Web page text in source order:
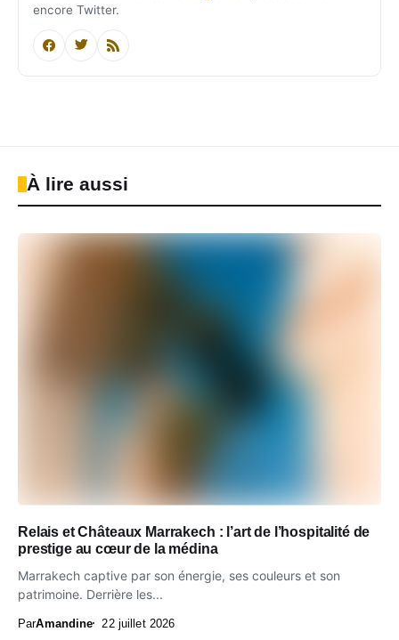
encore Twitter.
À lire aussi
Relais et Châteaux Marrakech : l’art de l’hospitalité de
prestige au cœur de la médina
Marrakech captive par son énergie, ses couleurs et son
patrimoine. Derrière les...
ParAmandine 22 juillet 2026